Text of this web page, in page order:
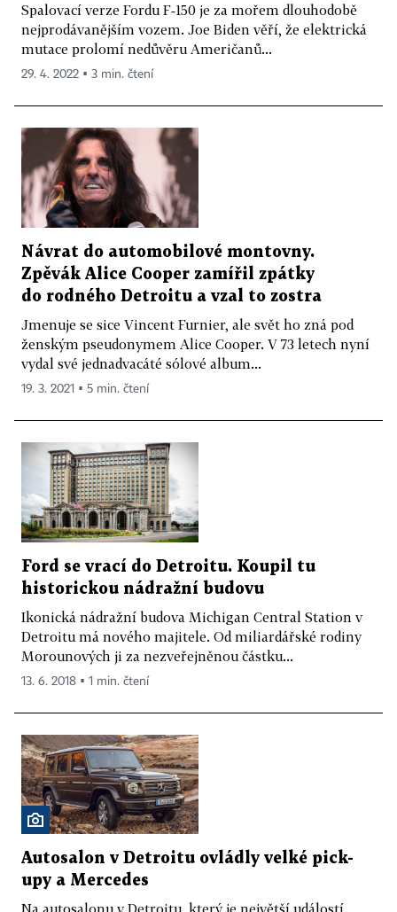
Spalovací verze Fordu F‑150 je za mořem dlouhodobě
nejprodávanějším vozem. Joe Biden věří, že elektrická
mutace prolomí nedůvěru Američanů...
29. 4. 2022 ▪ 3 min. čtení
Návrat do automobilové montovny.
Zpěvák Alice Cooper zamířil zpátky
do rodného Detroitu a vzal to zostra
Jmenuje se sice Vincent Furnier, ale svět ho zná pod
ženským pseudonymem Alice Cooper. V 73 letech nyní
vydal své jednadvacáté sólové album...
19. 3. 2021 ▪ 5 min. čtení
Ford se vrací do Detroitu. Koupil tu
historickou nádražní budovu
Ikonická nádražní budova Michigan Central Station v
Detroitu má nového majitele. Od miliardářské rodiny
Morounových ji za nezveřejněnou částku...
13. 6. 2018 ▪ 1 min. čtení
Autosalon v Detroitu ovládly velké pick-
upy a Mercedes
Na autosalonu v Detroitu, který je největší událostí